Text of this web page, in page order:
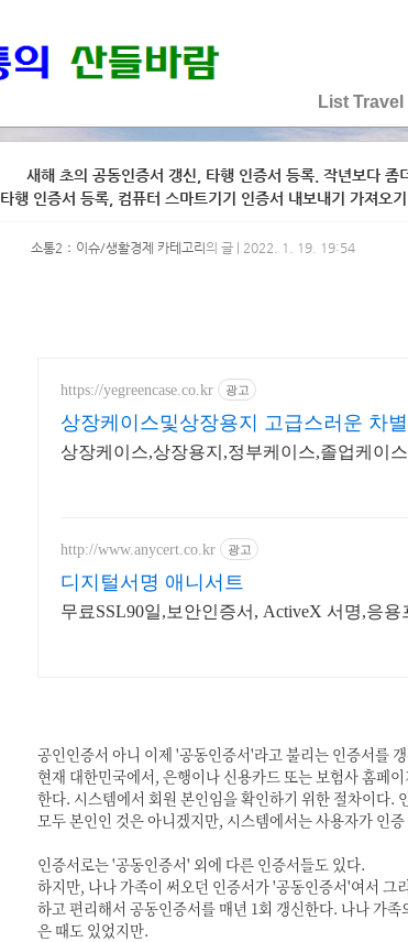
List Travel
새해 초의 공동인증서 갱신, 타행 인증서 등록. 작년보다
타행 인증서 등록, 컴퓨터 스마트기기 인증서 내보내기 가져오기
소통2：이슈/생활경제 카테고리 의 글 | 2022. 1. 19. 19:54
https://yegreencase.co.kr 광고
상장케이스및상장용지 고급스러운 차
상장케이스,상장용지,정부케이스,졸업케이
http://www.anycert.co.kr 광고
디지털서명 애니서트
무료SSL90일,보안인증서, ActiveX 서명,응
공인인증서 아니 이제 '공동인증서'라고 불리는 인증서를
현재 대한민국에서, 은행이나 신용카드 또는 보험사 홈페
한다. 시스템에서 회원 본인임을 확인하기 위한 절차이다.
모두 본인인 것은 아니겠지만, 시스템에서는 사용자가 인
인증서로는 '공동인증서' 외에 다른 인증서들도 있다.
하지만, 나나 가족이 써오던 인증서가 '공동인증서'여서 그
하고 편리해서 공동인증서를 매년 1회 갱신한다. 나나 가
은 때도 있었지만.